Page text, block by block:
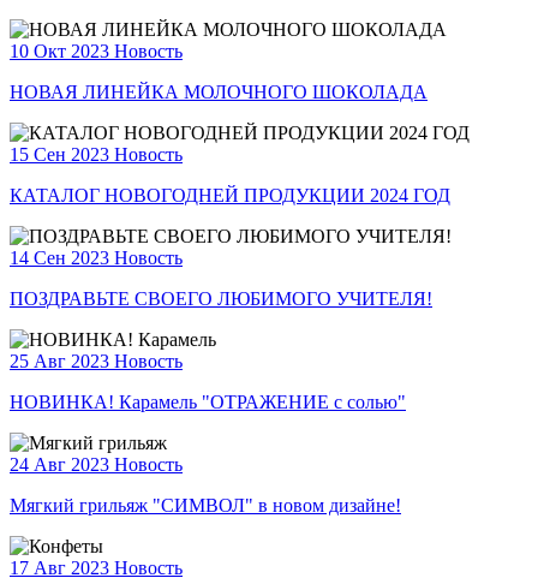
10 Окт 2023 Новость
НОВАЯ ЛИНЕЙКА МОЛОЧНОГО ШОКОЛАДА
15 Сен 2023 Новость
КАТАЛОГ НОВОГОДНЕЙ ПРОДУКЦИИ 2024 ГОД
14 Сен 2023 Новость
ПОЗДРАВЬТЕ СВОЕГО ЛЮБИМОГО УЧИТЕЛЯ!
25 Авг 2023 Новость
НОВИНКА! Карамель "ОТРАЖЕНИЕ с солью"
24 Авг 2023 Новость
Мягкий грильяж "СИМВОЛ" в новом дизайне!
17 Авг 2023 Новость